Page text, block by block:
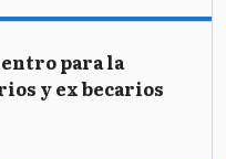
para la
y ex becarios